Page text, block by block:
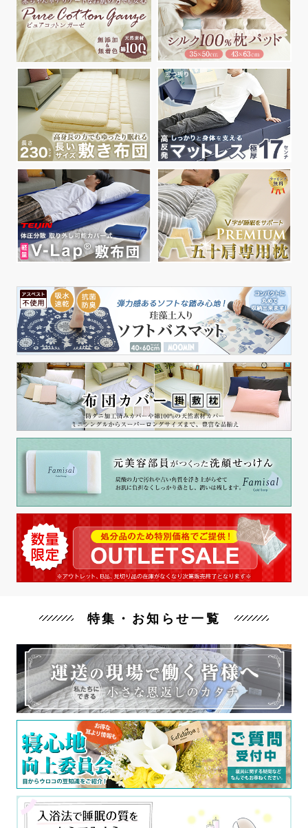
特集・お知らせ一覧